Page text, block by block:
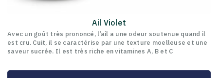
Ail Violet
Avec un goût très prononcé, l’ail a une odeur soutenue quand il
est cru. Cuit, il se caractérise par une texture moelleuse et une
saveur sucrée. Il est très riche en vitamines A, B et C